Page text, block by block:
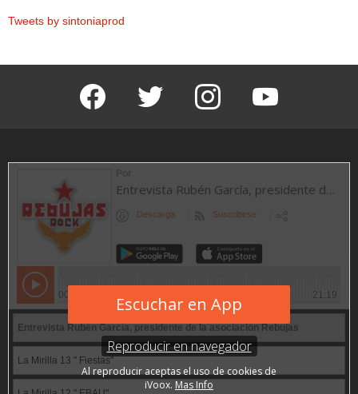
Tweets by sintoniaprod
facebook twitter instagram